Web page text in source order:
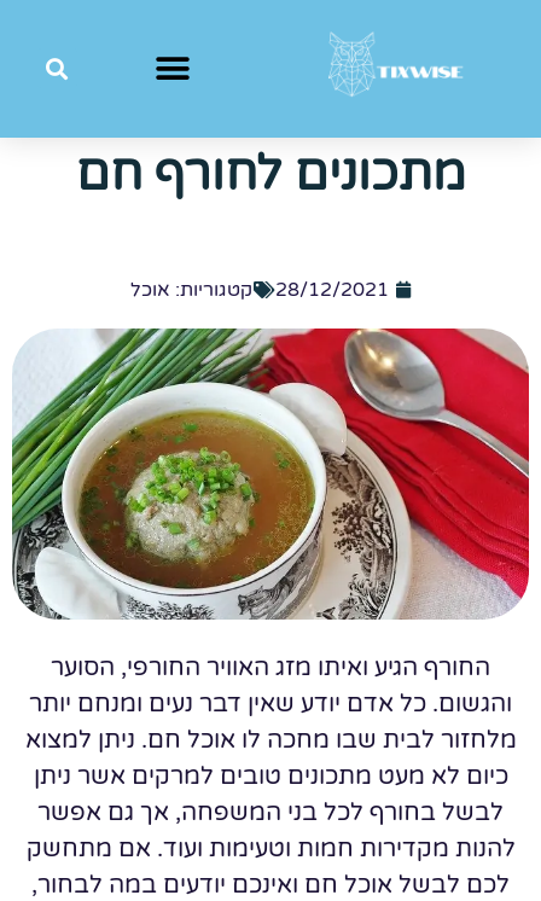
מתכונים לחורף חם
28/12/2021 קטגוריות: אוכל
החורף הגיע ואיתו מזג האוויר החורפי, הסוער
והגשום. כל אדם יודע שאין דבר נעים ומנחם יותר
מלחזור לבית שבו מחכה לו אוכל חם. ניתן למצוא
כיום לא מעט מתכונים טובים למרקים אשר ניתן
לבשל בחורף לכל בני המשפחה, אך גם אפשר
להנות מקדירות חמות וטעימות ועוד. אם מתחשק
לכם לבשל אוכל חם ואינכם יודעים במה לבחור,